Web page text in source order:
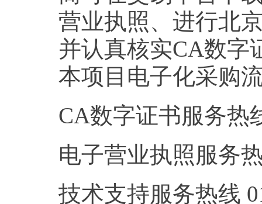
营业执照、进行北
并认真核实CA数字
本项目电子化采购
CA数字证书服务热
电子营业执照服务
技术支持服务热线